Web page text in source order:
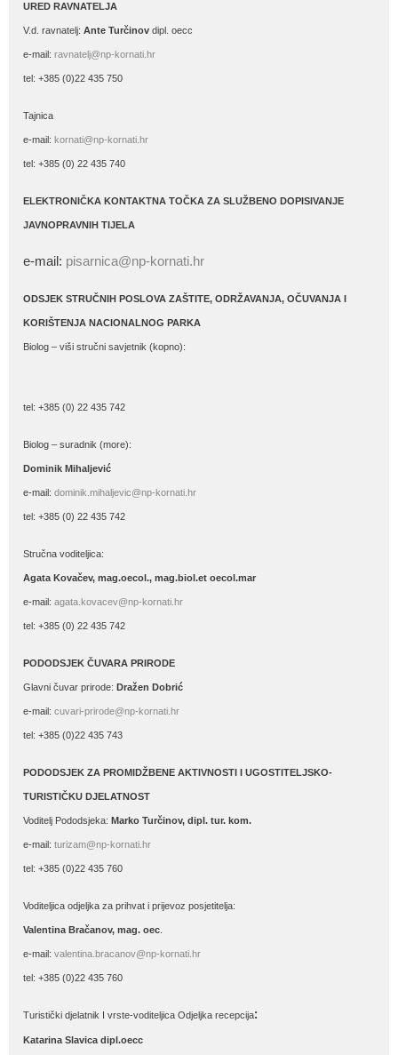
URED RAVNATELJA
V.d. ravnatelj: Ante Turčinov dipl. oecc
e-mail: ravnatelj@np-kornati.hr
tel: +385 (0)22 435 750
Tajnica
e-mail: kornati@np-kornati.hr
tel: +385 (0) 22 435 740
ELEKTRONIČKA KONTAKTNA TOČKA ZA SLUŽBENO DOPISIVANJE
JAVNOPRAVNIH TIJELA
e-mail: pisarnica@np-kornati.hr
ODSJEK STRUČNIH POSLOVA ZAŠTITE, ODRŽAVANJA, OČUVANJA I
KORIŠTENJA NACIONALNOG PARKA
Biolog – viši stručni savjetnik (kopno):
tel: +385 (0) 22 435 742
Biolog – suradnik (more):
Dominik Mihaljević
e-mail: dominik.mihaljevic@np-kornati.hr
tel: +385 (0) 22 435 742
Stručna voditeljica:
Agata Kovačev, mag.oecol., mag.biol.et oecol.mar
e-mail: agata.kovacev@np-kornati.hr
tel: +385 (0) 22 435 742
PODODSJEK ČUVARA PRIRODE
Glavni čuvar prirode: Dražen Dobrić
e-mail: cuvari-prirode@np-kornati.hr
tel: +385 (0)22 435 743
PODODSJEK ZA PROMIDŽBENE AKTIVNOSTI I UGOSTITELJSKO-
TURISTIČKU DJELATNOST
Voditelj Pododsjeka: Marko Turčinov, dipl. tur. kom.
e-mail: turizam@np-kornati.hr
tel: +385 (0)22 435 760
Voditeljica odjeljka za prihvat i prijevoz posjetitelja:
Valentina Bračanov, mag. oec
e-mail: valentina.bracanov@np-kornati.hr
tel: +385 (0)22 435 760
Turistički djelatnik I vrste-voditeljica Odjeljka recepcija:
Katarina Slavica dipl.oecc